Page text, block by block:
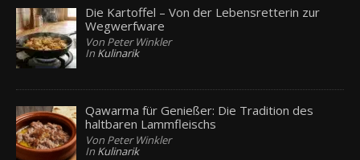
Die Kartoffel – Von der Lebensretterin zur
Wegwerfware
Von Peter Winkler
In Kulinarik
Qawarma für Genießer: Die Tradition des
haltbaren Lammfleischs
Von Peter Winkler
In Kulinarik